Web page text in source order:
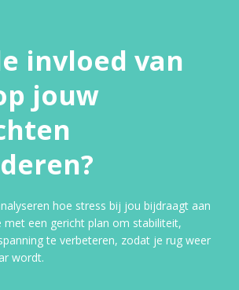
invloed van
jouw
hoe stress bij jou bijdraagt aan
met een gericht plan om stabiliteit,
te verbeteren, zodat je rug weer
wordt.